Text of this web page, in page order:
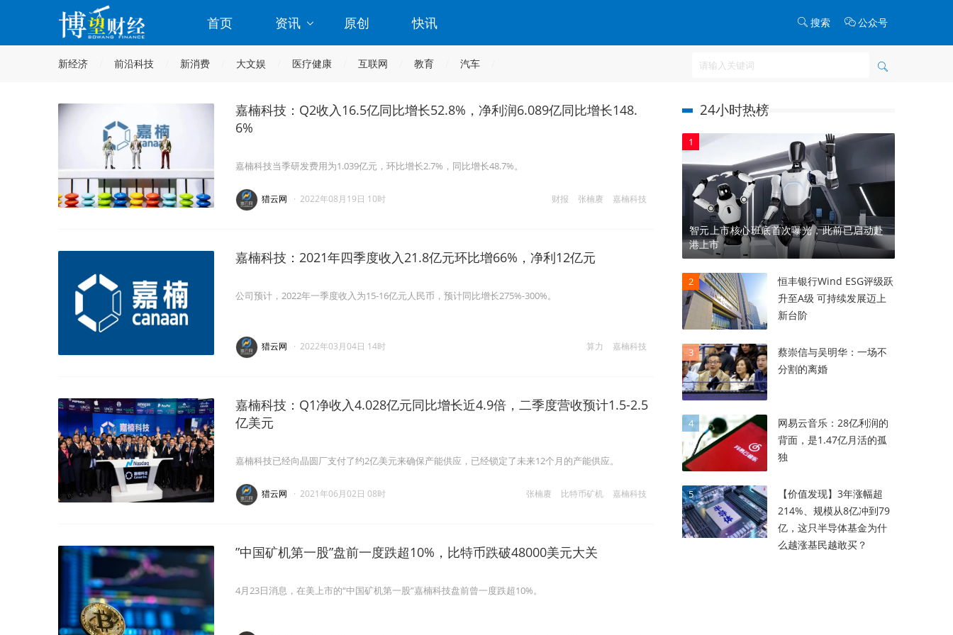
首页 资讯 原创 快讯 搜索 公众号
新经济 前沿科技 新消费 大文娱 医疗健康 互联网 教育 汽车
嘉楠科技：Q2收入16.5亿同比增长52.8%，净利润6.089亿同比增长148.
6%
嘉楠科技当季研发费用为1.039亿元，环比增长2.7%，同比增长48.7%。
财报 张楠赓 嘉楠科技
猎云网 · 2022年08月19日 10时
嘉楠科技：2021年四季度收入21.8亿元环比增66%，净利12亿元
公司预计，2022年一季度收入为15-16亿元人民币，预计同比增长275%-300%。
算力 嘉楠科技
猎云网 · 2022年03月04日 14时
嘉楠科技：Q1净收入4.028亿元同比增长近4.9倍，二季度营收预计1.5-2.5
亿美元
嘉楠科技已经向晶圆厂支付了约2亿美元来确保产能供应，已经锁定了未来12个月的产能供应。
张楠赓 比特币矿机 嘉楠科技
猎云网 · 2021年06月02日 08时
”中国矿机第一股”盘前一度跌超10%，比特币跌破48000美元大关
4月23日消息，在美上市的“中国矿机第一股”嘉楠科技盘前曾一度跌超10%。
24小时热榜
1
智元上市核心班底首次曝光，此前已启动赴
港上市
2
恒丰银行Wind ESG评级跃
升至A级 可持续发展迈上
新台阶
3
蔡崇信与吴明华：一场不
分割的离婚
4
网易云音乐：28亿利润的
背面，是1.47亿月活的孤
独
5
【价值发现】3年涨幅超
214%、规模从8亿冲到79
亿，这只半导体基金为什
么越涨基民越敢买？